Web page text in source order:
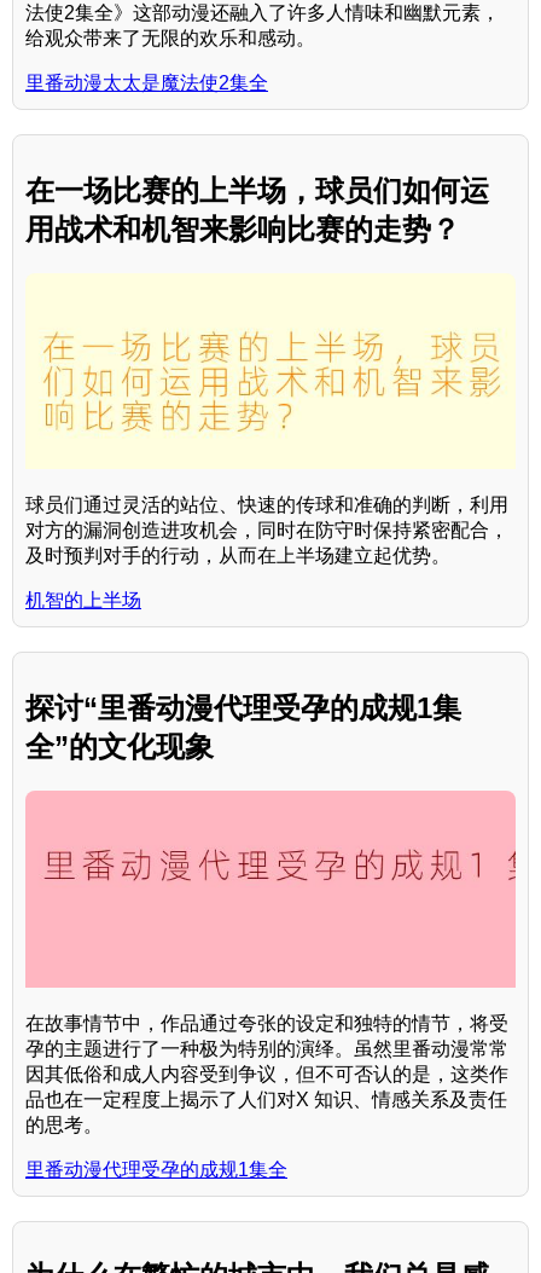
法使2集全》这部动漫还融入了许多人情味和幽默元素，
给观众带来了无限的欢乐和感动。
里番动漫太太是魔法使2集全
在一场比赛的上半场，球员们如何运
用战术和机智来影响比赛的走势？
球员们通过灵活的站位、快速的传球和准确的判断，利用
对方的漏洞创造进攻机会，同时在防守时保持紧密配合，
及时预判对手的行动，从而在上半场建立起优势。
机智的上半场
探讨“里番动漫代理受孕的成规1集
全”的文化现象
在故事情节中，作品通过夸张的设定和独特的情节，将受
孕的主题进行了一种极为特别的演绎。虽然里番动漫常常
因其低俗和成人内容受到争议，但不可否认的是，这类作
品也在一定程度上揭示了人们对X 知识、情感关系及责任
的思考。
里番动漫代理受孕的成规1集全